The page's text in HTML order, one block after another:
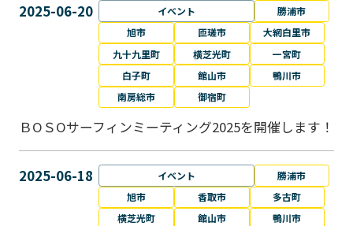
2025-06-20 イベント
勝浦市
旭市
匝瑳市
大網白里市
九十九里町
横芝光町
一宮町
白子町
館山市
鴨川市
南房総市
御宿町
ＢОＳОサーフィンミーティング2025を開催します！
2025-06-18 イベント
勝浦市
旭市
香取市
多古町
横芝光町
館山市
鴨川市